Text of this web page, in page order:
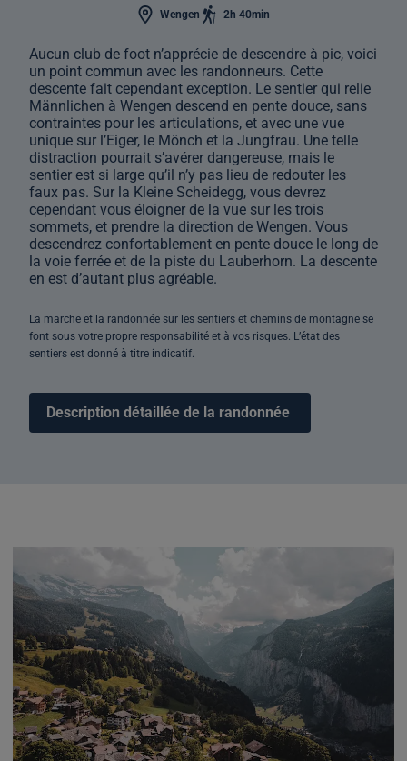
Wengen 2h 40min
Aucun club de foot n’apprécie de descendre à pic, voici
un point commun avec les randonneurs. Cette
descente fait cependant exception. Le sentier qui relie
Männlichen à Wengen descend en pente douce, sans
contraintes pour les articulations, et avec une vue
unique sur l’Eiger, le Mönch et la Jungfrau. Une telle
distraction pourrait s’avérer dangereuse, mais le
sentier est si large qu’il n’y pas lieu de redouter les
faux pas. Sur la Kleine Scheidegg, vous devrez
cependant vous éloigner de la vue sur les trois
sommets, et prendre la direction de Wengen. Vous
descendrez confortablement en pente douce le long de
la voie ferrée et de la piste du Lauberhorn. La descente
en est d’autant plus agréable.
La marche et la randonnée sur les sentiers et chemins de montagne se
font sous votre propre responsabilité et à vos risques. L’état des
sentiers est donné à titre indicatif.
Description détaillée de la randonnée